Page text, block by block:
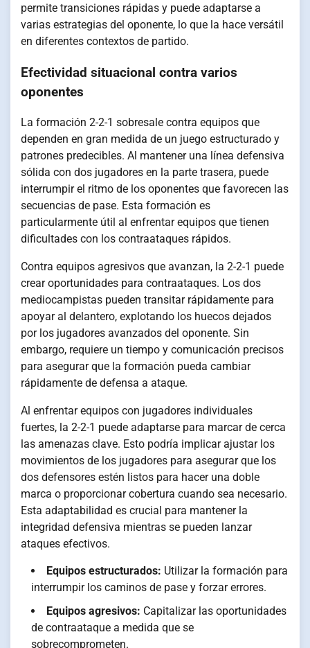
permite transiciones rápidas y puede adaptarse a
varias estrategias del oponente, lo que la hace versátil
en diferentes contextos de partido.
Efectividad situacional contra varios
oponentes
La formación 2-2-1 sobresale contra equipos que
dependen en gran medida de un juego estructurado y
patrones predecibles. Al mantener una línea defensiva
sólida con dos jugadores en la parte trasera, puede
interrumpir el ritmo de los oponentes que favorecen las
secuencias de pase. Esta formación es
particularmente útil al enfrentar equipos que tienen
dificultades con los contraataques rápidos.
Contra equipos agresivos que avanzan, la 2-2-1 puede
crear oportunidades para contraataques. Los dos
mediocampistas pueden transitar rápidamente para
apoyar al delantero, explotando los huecos dejados
por los jugadores avanzados del oponente. Sin
embargo, requiere un tiempo y comunicación precisos
para asegurar que la formación pueda cambiar
rápidamente de defensa a ataque.
Al enfrentar equipos con jugadores individuales
fuertes, la 2-2-1 puede adaptarse para marcar de cerca
las amenazas clave. Esto podría implicar ajustar los
movimientos de los jugadores para asegurar que los
dos defensores estén listos para hacer una doble
marca o proporcionar cobertura cuando sea necesario.
Esta adaptabilidad es crucial para mantener la
integridad defensiva mientras se pueden lanzar
ataques efectivos.
Equipos estructurados: Utilizar la formación para
interrumpir los caminos de pase y forzar errores.
Equipos agresivos: Capitalizar las oportunidades
de contraataque a medida que se
sobrecomprometen.